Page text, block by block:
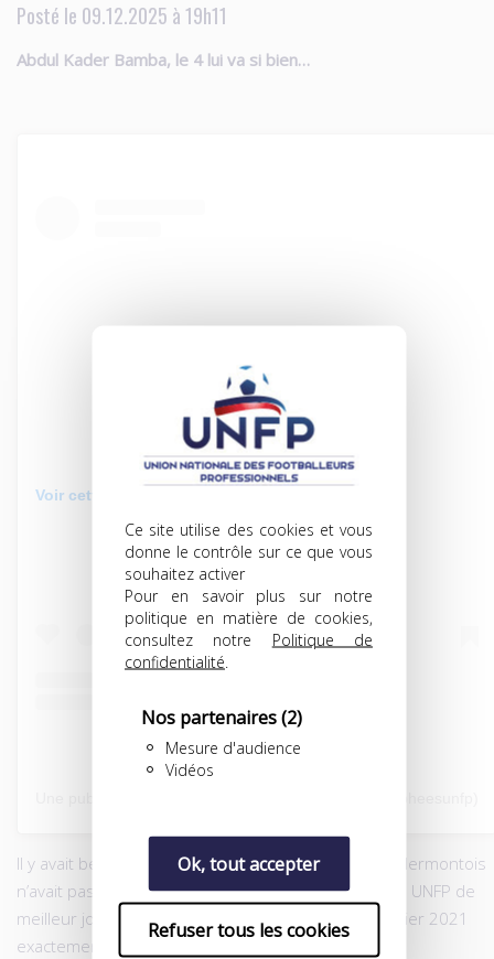
Ce site utilise des cookies et vous
donne le contrôle sur ce que vous
souhaitez activer
Pour en savoir plus sur notre
politique en matière de cookies,
consultez notre Politique de
confidentialité
Nos partenaires(2)
Mesure d'audience
Vidéos
Ok, tout accepter
Refuser tous les cookies
Posté le 09.12.2025 à 19h11
Abdul Kader Bamba, le 4 lui va si bien…
Voir cette publication sur Instagram
Il y avait belle lurette, et même un peu plus, qu’un Clermontois
n’avait pas inscrit son nom au palmarès du Trophée UNFP de
meilleur joueur du mois de Ligue 2 BKT. Depuis février 2021
exactement et le succès de Mohamed Bayo, lors de